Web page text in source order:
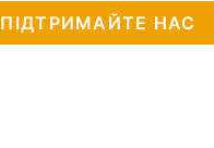
ПІДТРИМАЙТЕ НАС